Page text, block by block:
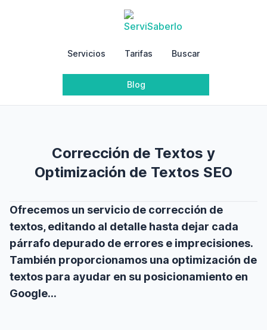
Servicios Tarifas Buscar
Blog
Inicio - Corrección de
Corrección de Textos y
Optimización de Textos SEO
Ofrecemos un servicio de corrección de
textos, editando al detalle hasta dejar cada
párrafo depurado de errores e imprecisiones.
También proporcionamos una optimización de
textos para ayudar en su posicionamiento en
Google…